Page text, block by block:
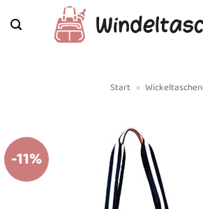
Inhalt
Start » Wickeltaschen
-11%